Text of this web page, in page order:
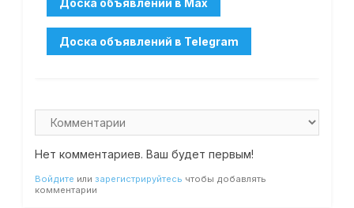
Нет комментариев. Ваш будет первым!
Войдите или зарегистрируйтесь чтобы добавлять
комментарии